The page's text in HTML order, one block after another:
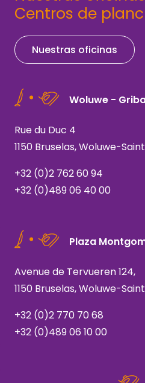
Centros de
Nuestras oficinas
Woluwe -
Rue du Duc 4
1150 Bruselas, Woluwe-
+32 (0)2 762 60 94
+32 (0)489 06 40 00
Plaza
Avenue de Tervueren 124,
1150 Bruselas, Woluwe-
+32 (0)2 770 70 68
+32 (0)489 06 10 00